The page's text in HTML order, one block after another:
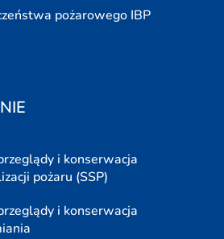
pożarowego IBP
i konserwacja
pożaru (SSP)
i konserwacja